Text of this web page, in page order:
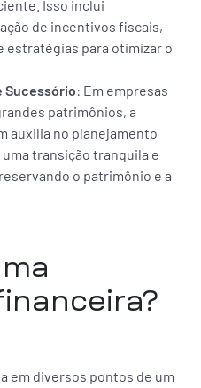
Isso inclui
de incentivos fiscais,
estratégias para otimizar o
Sucessório: Em empresas
patrimônios, a
auxilia no planejamento
transição tranquila e
o patrimônio e a
em diversos pontos de um